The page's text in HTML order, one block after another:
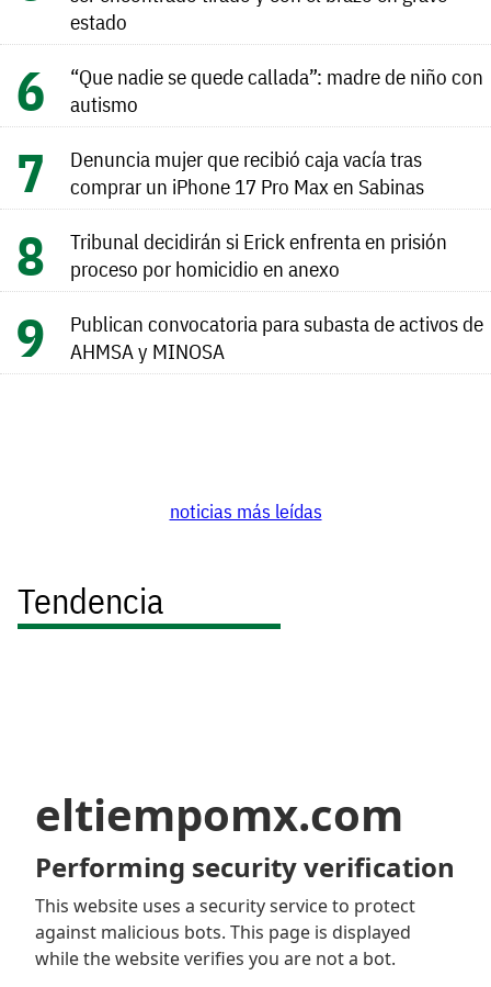
estado
“Que nadie se quede callada”: madre de niño con
autismo
Denuncia mujer que recibió caja vacía tras
comprar un iPhone 17 Pro Max en Sabinas
Tribunal decidirán si Erick enfrenta en prisión
proceso por homicidio en anexo
Publican convocatoria para subasta de activos de
AHMSA y MINOSA
noticias más leídas
Tendencia